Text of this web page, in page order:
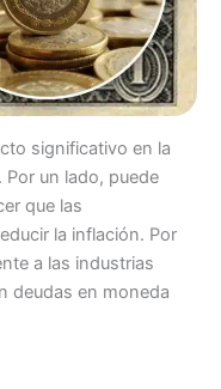
significativo en la
un lado, puede
que las
la inflación. Por
a las industrias
deudas en moneda